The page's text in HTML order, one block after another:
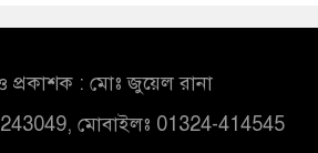
প্রকাশক : মোঃ জুয়েল রানা
মোবাইলঃ 01324-414545